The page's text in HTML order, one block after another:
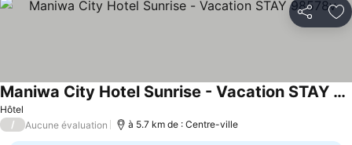
Partager
Hôtel
Maniwa City Hotel Sunrise - Vacation STAY 98578v
/ Aucune évaluation à 5.7 km de : Centre-ville